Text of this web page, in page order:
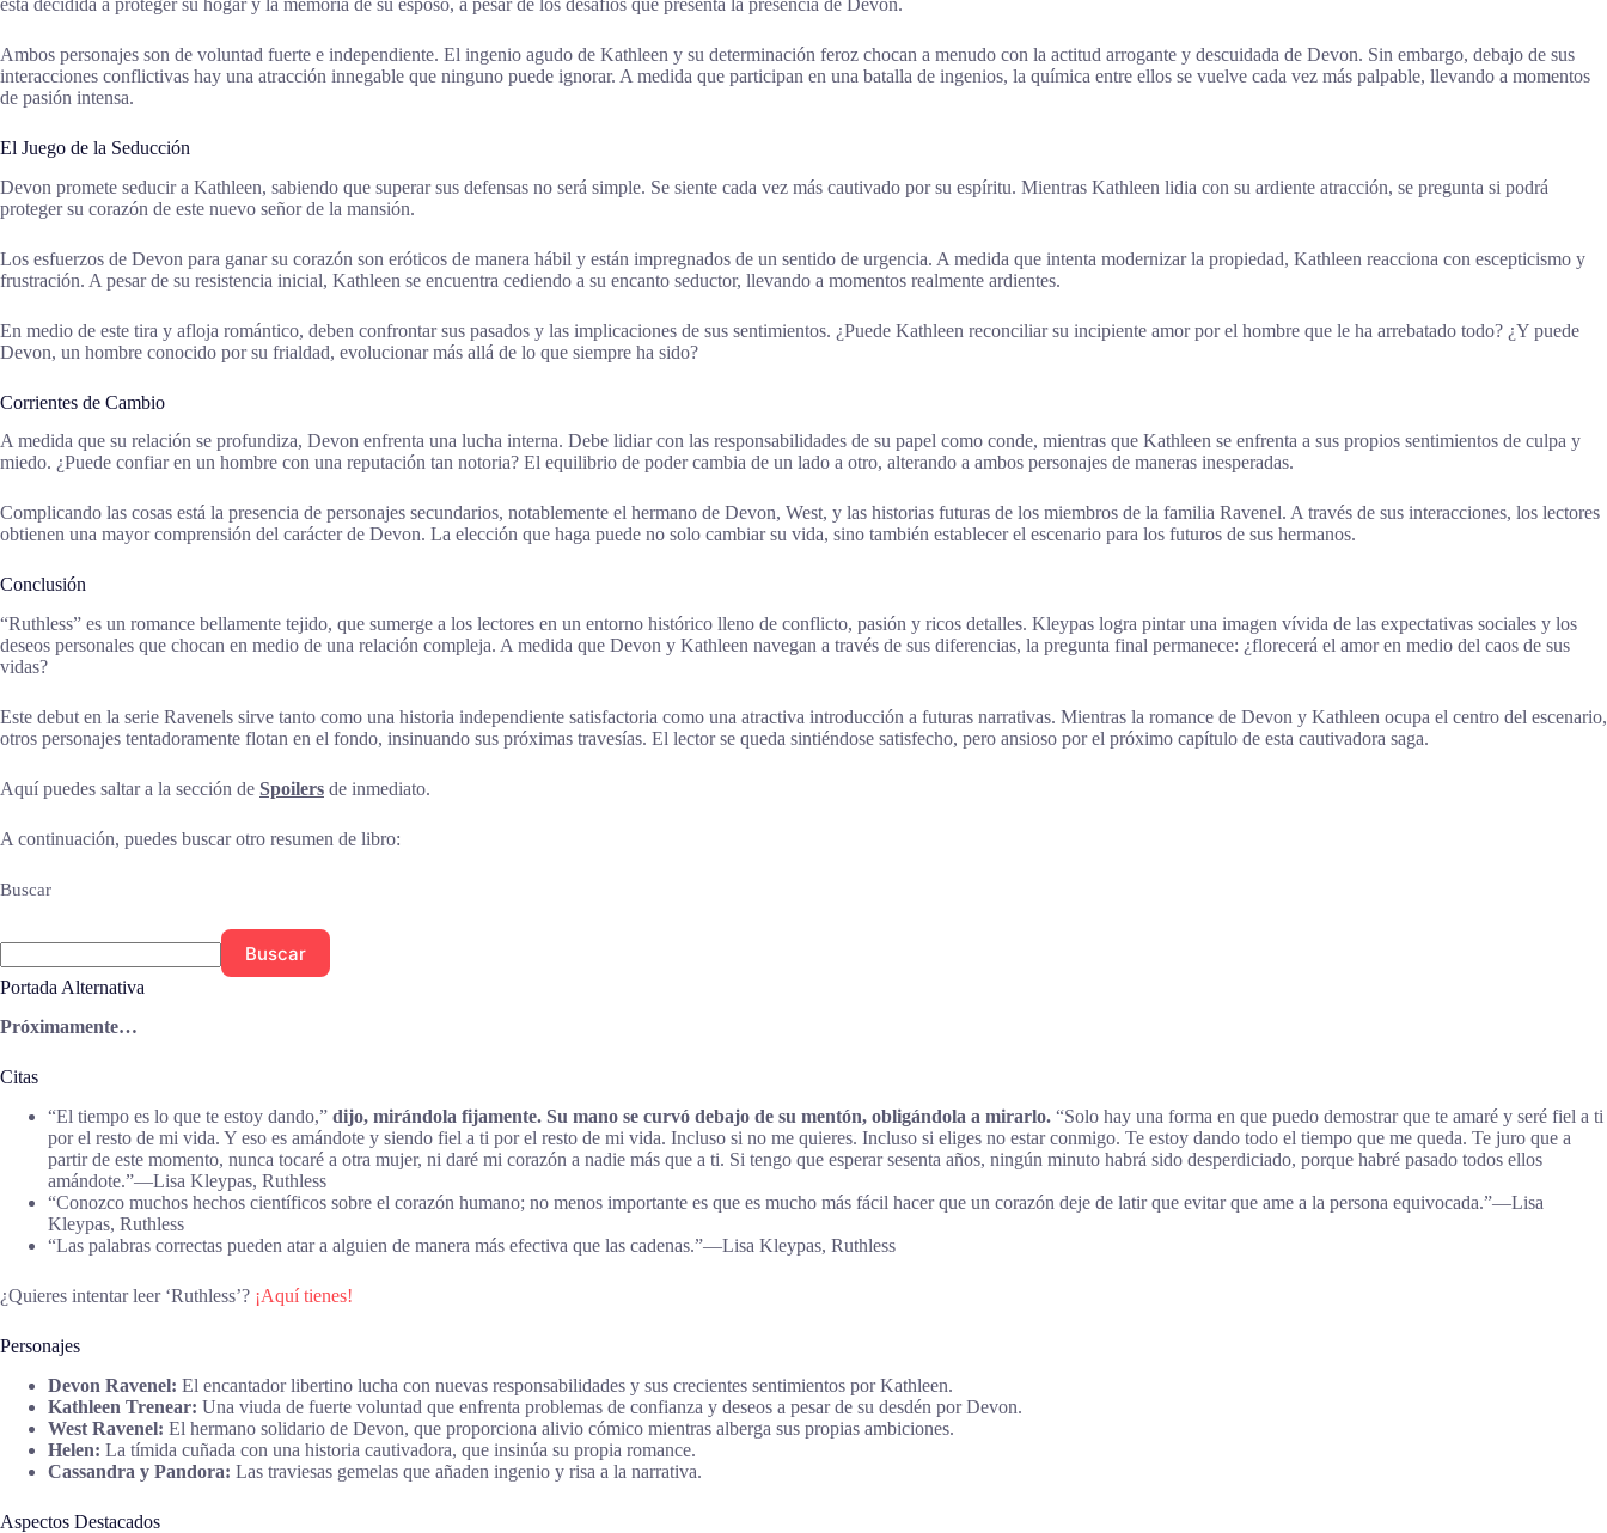
Ambos personajes son de voluntad fuerte e independiente. El ingenio agudo de Kathleen y su determinación feroz chocan a menudo con la actitud arrogante y descuidada de Devon. Sin embargo, debajo de sus
interacciones conflictivas hay una atracción innegable que ninguno puede ignorar. A medida que participan en una batalla de ingenios, la química entre ellos se vuelve cada vez más palpable, llevando a momentos
de pasión intensa.
El Juego de la Seducción
Devon promete seducir a Kathleen, sabiendo que superar sus defensas no será simple. Se siente cada vez más cautivado por su espíritu. Mientras Kathleen lidia con su ardiente atracción, se pregunta si podrá
proteger su corazón de este nuevo señor de la mansión.
Los esfuerzos de Devon para ganar su corazón son eróticos de manera hábil y están impregnados de un sentido de urgencia. A medida que intenta modernizar la propiedad, Kathleen reacciona con escepticismo y
frustración. A pesar de su resistencia inicial, Kathleen se encuentra cediendo a su encanto seductor, llevando a momentos realmente ardientes.
En medio de este tira y afloja romántico, deben confrontar sus pasados y las implicaciones de sus sentimientos. ¿Puede Kathleen reconciliar su incipiente amor por el hombre que le ha arrebatado todo? ¿Y puede
Devon, un hombre conocido por su frialdad, evolucionar más allá de lo que siempre ha sido?
Corrientes de Cambio
A medida que su relación se profundiza, Devon enfrenta una lucha interna. Debe lidiar con las responsabilidades de su papel como conde, mientras que Kathleen se enfrenta a sus propios sentimientos de culpa y
miedo. ¿Puede confiar en un hombre con una reputación tan notoria? El equilibrio de poder cambia de un lado a otro, alterando a ambos personajes de maneras inesperadas.
Complicando las cosas está la presencia de personajes secundarios, notablemente el hermano de Devon, West, y las historias futuras de los miembros de la familia Ravenel. A través de sus interacciones, los lectores
obtienen una mayor comprensión del carácter de Devon. La elección que haga puede no solo cambiar su vida, sino también establecer el escenario para los futuros de sus hermanos.
Conclusión
“Ruthless” es un romance bellamente tejido, que sumerge a los lectores en un entorno histórico lleno de conflicto, pasión y ricos detalles. Kleypas logra pintar una imagen vívida de las expectativas sociales y los
deseos personales que chocan en medio de una relación compleja. A medida que Devon y Kathleen navegan a través de sus diferencias, la pregunta final permanece: ¿florecerá el amor en medio del caos de sus
vidas?
Este debut en la serie Ravenels sirve tanto como una historia independiente satisfactoria como una atractiva introducción a futuras narrativas. Mientras la romance de Devon y Kathleen ocupa el centro del escenario,
otros personajes tentadoramente flotan en el fondo, insinuando sus próximas travesías. El lector se queda sintiéndose satisfecho, pero ansioso por el próximo capítulo de esta cautivadora saga.
Aquí puedes saltar a la sección de Spoilers de inmediato.
A continuación, puedes buscar otro resumen de libro:
Buscar
Buscar
Portada Alternativa
Próximamente…
Citas
“El tiempo es lo que te estoy dando,” dijo, mirándola fijamente. Su mano se curvó debajo de su mentón, obligándola a mirarlo. “Solo hay una forma en que puedo demostrar que te amaré y seré fiel a ti
por el resto de mi vida. Y eso es amándote y siendo fiel a ti por el resto de mi vida. Incluso si no me quieres. Incluso si eliges no estar conmigo. Te estoy dando todo el tiempo que me queda. Te juro que a
partir de este momento, nunca tocaré a otra mujer, ni daré mi corazón a nadie más que a ti. Si tengo que esperar sesenta años, ningún minuto habrá sido desperdiciado, porque habré pasado todos ellos
amándote.”―Lisa Kleypas, Ruthless
“Conozco muchos hechos científicos sobre el corazón humano; no menos importante es que es mucho más fácil hacer que un corazón deje de latir que evitar que ame a la persona equivocada.”―Lisa
Kleypas, Ruthless
“Las palabras correctas pueden atar a alguien de manera más efectiva que las cadenas.”―Lisa Kleypas, Ruthless
¿Quieres intentar leer ‘Ruthless’? ¡Aquí tienes!
Personajes
Devon Ravenel: El encantador libertino lucha con nuevas responsabilidades y sus crecientes sentimientos por Kathleen.
Kathleen Trenear: Una viuda de fuerte voluntad que enfrenta problemas de confianza y deseos a pesar de su desdén por Devon.
West Ravenel: El hermano solidario de Devon, que proporciona alivio cómico mientras alberga sus propias ambiciones.
Helen: La tímida cuñada con una historia cautivadora, que insinúa su propia romance.
Cassandra y Pandora: Las traviesas gemelas que añaden ingenio y risa a la narrativa.
Aspectos Destacados